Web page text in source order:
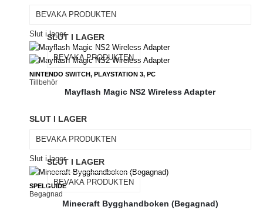
BEVAKA PRODUKTEN
Slut i lager
NINTENDO SWITCH, PLAYSTATION 3, PC
Tillbehör
SLUT I LAGER
BEVAKA PRODUKTEN
Mayflash Magic NS2 Wireless Adapter
SLUT I LAGER
BEVAKA PRODUKTEN
Slut i lager
SPELGUIDE
Begagnad
SLUT I LAGER
BEVAKA PRODUKTEN
Minecraft Bygghandboken (Begagnad)